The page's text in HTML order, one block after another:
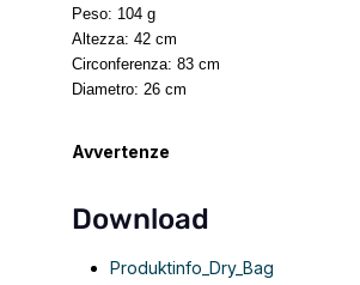
Peso: 104 g
Altezza: 42 cm
Circonferenza: 83 cm
Diametro: 26 cm
Avvertenze
Download
Produktinfo_Dry_Bag